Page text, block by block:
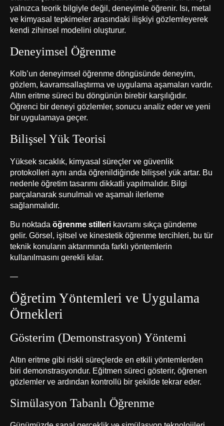
yalnızca teorik bilgiyle değil, deneyimle öğrenir. Isı, metal
ve kimyasal tepkimeler arasındaki ilişkiyi gözlemleyerek
kendi zihinsel modelini oluşturur.
Deneyimsel Öğrenme
Kolb’un deneyimsel öğrenme döngüsünde deneyim,
gözlem, kavramsallaştırma ve uygulama aşamaları vardır.
Altın eritme süreci bu döngünün birebir karşılığıdır.
Öğrenci bir deneyi gözlemler, sonucu analiz eder ve yeni
bir uygulamaya geçer.
Bilişsel Yük Teorisi
Yüksek sıcaklık, kimyasal süreçler ve güvenlik
protokolleri aynı anda öğrenildiğinde bilişsel yük artar. Bu
nedenle öğretim tasarımı dikkatli yapılmalıdır. Bilgi
parçalanarak sunulmalı ve aşamalı ilerleme
sağlanmalıdır.
Bu noktada öğrenme stilleri kavramı sıkça gündeme
gelir. Görsel, işitsel ve kinestetik öğrenme tercihleri, bu tür
teknik konuların aktarımında farklı yöntemlerin
kullanılmasını gerekli kılar.
—
Öğretim Yöntemleri ve Uygulama
Örnekleri
Gösterim (Demonstrasyon) Yöntemi
Altın eritme gibi riskli süreçlerde en etkili yöntemlerden
biri demonstrasyondur. Eğitmen süreci gösterir, öğrenen
gözlemler ve ardından kontrollü bir şekilde tekrar eder.
Simülasyon Tabanlı Öğrenme